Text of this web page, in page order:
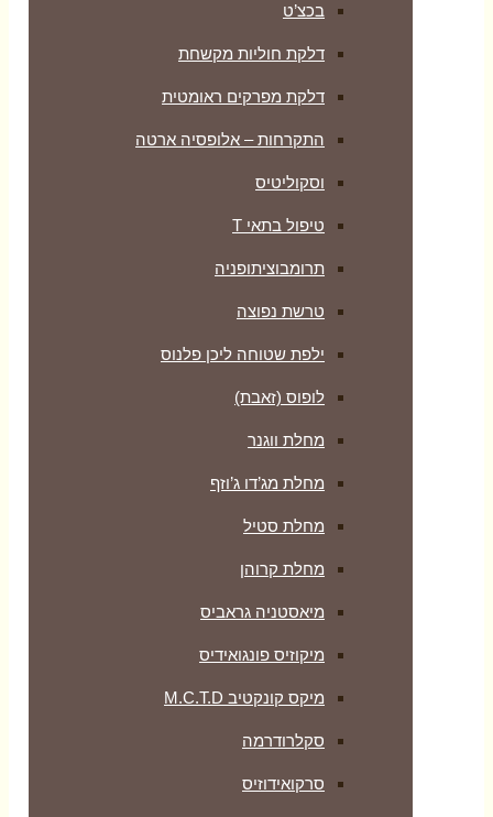
בכצ’ט
דלקת חוליות מקשחת
דלקת מפרקים ראומטית
התקרחות – אלופסיה ארטה
וסקוליטיס
טיפול בתאי T
תרומבוציתופניה
טרשת נפוצה
ילפת שטוחה ליכן פלנוס
לופוס (זאבת)
מחלת ווגנר
מחלת מג’דו ג’וזף
מחלת סטיל
מחלת קרוהן
מיאסטניה גראביס
מיקוזיס פונגואידיס
מיקס קונקטיב M.C.T.D
סקלרודרמה
סרקואידוזיס